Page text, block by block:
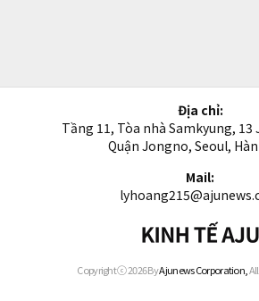
Địa chỉ:
Tầng 11, Tòa nhà Samkyung,
Quận Jongno, Seoul, Hàn
Mail:
Kinh
tế
AJU
Copyright ⓒ 2026 ByAjunews Corporation,